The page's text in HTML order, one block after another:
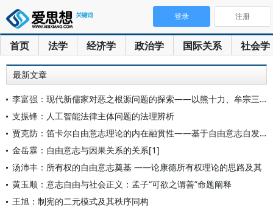
首页 法学 经济学 政治学 国际关系 社会学
登录 注册
最新文章
李富强：现代新儒家对恶之根源问题的探索——以熊十力、牟宗三、
支振锋：人工智能法律主体问题的法理辨析
贾克防：笛卡尔自由意志理论的内在融贯性——基于自由意志自发性
金岳霖：自由意志与因果关系的关系[1]
汤沛丰：所有权的自由意志奠基 ——论康德所有权理论的思路及其
黄玉顺：意志自由与社会正义：孟子“可欲之谓善”命题阐释
王旭：制宪的二元模式及其秩序同构